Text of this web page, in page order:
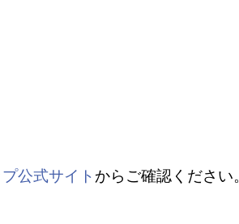
公式サイトからご確認ください。